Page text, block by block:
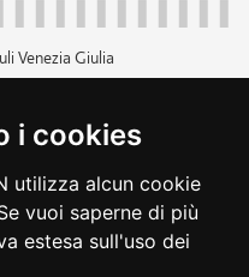
i cookies
utilizza alcun cookie
vuoi saperne di più
estesa sull'uso dei
Venezia Giulia
00526040324
dichiarazione di
preferenze cookie